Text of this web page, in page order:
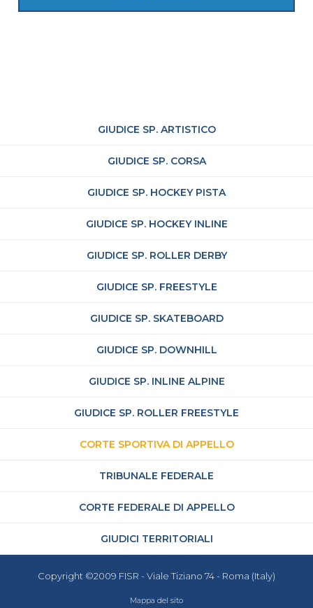
GIUDICE SP. ARTISTICO
GIUDICE SP. CORSA
GIUDICE SP. HOCKEY PISTA
GIUDICE SP. HOCKEY INLINE
GIUDICE SP. ROLLER DERBY
GIUDICE SP. FREESTYLE
GIUDICE SP. SKATEBOARD
GIUDICE SP. DOWNHILL
GIUDICE SP. INLINE ALPINE
GIUDICE SP. ROLLER FREESTYLE
CORTE SPORTIVA DI APPELLO
TRIBUNALE FEDERALE
CORTE FEDERALE DI APPELLO
GIUDICI TERRITORIALI
Copyright ©2009 FISR - Viale Tiziano 74 - Roma (Italy)
Mappa del sito